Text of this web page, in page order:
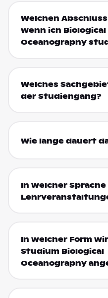
Welchen
wenn ich Biological
Oceanography
Welches
der Studiengang?
Wie lange dauert
In welcher
In welcher Form
Studium Biological
Oceanography